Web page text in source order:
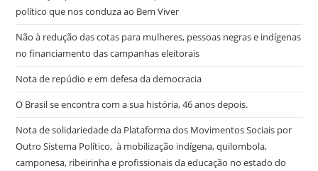
político que nos conduza ao Bem Viver
Não à redução das cotas para mulheres, pessoas negras e indígenas
no financiamento das campanhas eleitorais
Nota de repúdio e em defesa da democracia
O Brasil se encontra com a sua história, 46 anos depois.
Nota de solidariedade da Plataforma dos Movimentos Sociais por
Outro Sistema Político, à mobilização indígena, quilombola,
camponesa, ribeirinha e profissionais da educação no estado do